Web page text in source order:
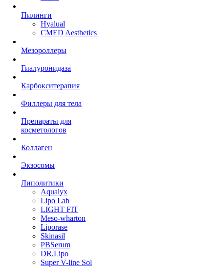
Пилинги
Hyalual
CMED Aesthetics
Мезороллеры
Гиалуронидаза
Карбокситерапия
Филлеры для тела
Препараты для
косметологов
Коллаген
Экзосомы
Липолитики
Aqualyx
Lipo Lab
LIGHT FIT
Meso-wharton
Liporase
Skinasil
PBSerum
DR.Lipo
Super V-line Sol